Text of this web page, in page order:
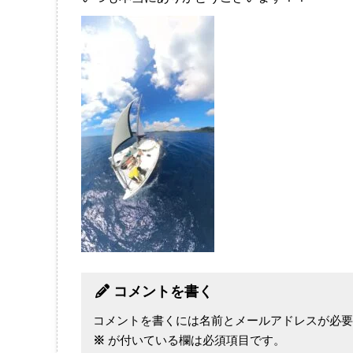
コメントを書く
コメントを書くには名前とメールアドレスが必
※ が付いている欄は必須項目です。